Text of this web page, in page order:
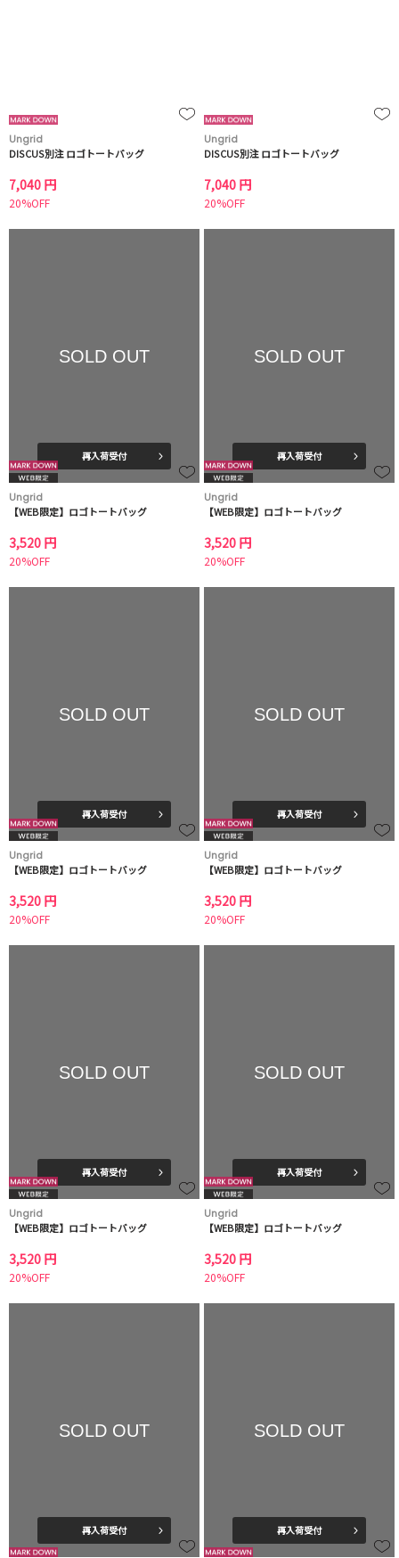
Ungrid
DISCUS別注 ロゴトートバッグ
7,040 円
20%OFF
Ungrid
DISCUS別注 ロゴトートバッグ
7,040 円
20%OFF
SOLD OUT
再入荷受付
Ungrid
【WEB限定】ロゴトートバッグ
3,520 円
20%OFF
SOLD OUT
再入荷受付
Ungrid
【WEB限定】ロゴトートバッグ
3,520 円
20%OFF
SOLD OUT
再入荷受付
Ungrid
【WEB限定】ロゴトートバッグ
3,520 円
20%OFF
SOLD OUT
再入荷受付
Ungrid
【WEB限定】ロゴトートバッグ
3,520 円
20%OFF
SOLD OUT
再入荷受付
Ungrid
【WEB限定】ロゴトートバッグ
3,520 円
20%OFF
SOLD OUT
再入荷受付
Ungrid
【WEB限定】ロゴトートバッグ
3,520 円
20%OFF
SOLD OUT
再入荷受付
SOLD OUT
再入荷受付